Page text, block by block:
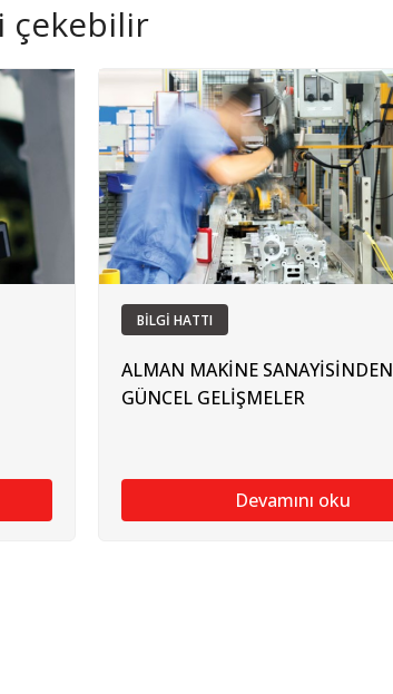
çekebilir
BİLGİ HATTI
ALMAN MAKİNE SANAYİSİNDEN
GÜNCEL GELİŞMELER
Devamını oku